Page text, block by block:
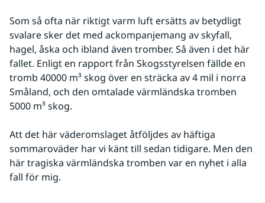
Som så ofta när riktigt varm luft ersätts av betydligt
svalare sker det med ackompanjemang av skyfall,
hagel, åska och ibland även tromber. Så även i det här
fallet. Enligt en rapport från Skogsstyrelsen fällde en
tromb 40000 m³ skog över en sträcka av 4 mil i norra
Småland, och den omtalade värmländska tromben
5000 m³ skog.
Att det här väderomslaget åtföljdes av häftiga
sommaroväder har vi känt till sedan tidigare. Men den
här tragiska värmländska tromben var en nyhet i alla
fall för mig.